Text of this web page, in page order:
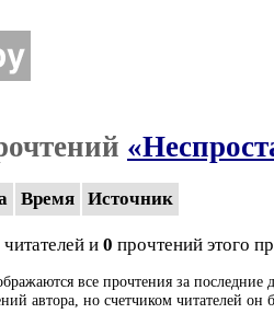
Время Источник
и 0 прочтений этого
все прочтения за
автора, но счетчиком читателей